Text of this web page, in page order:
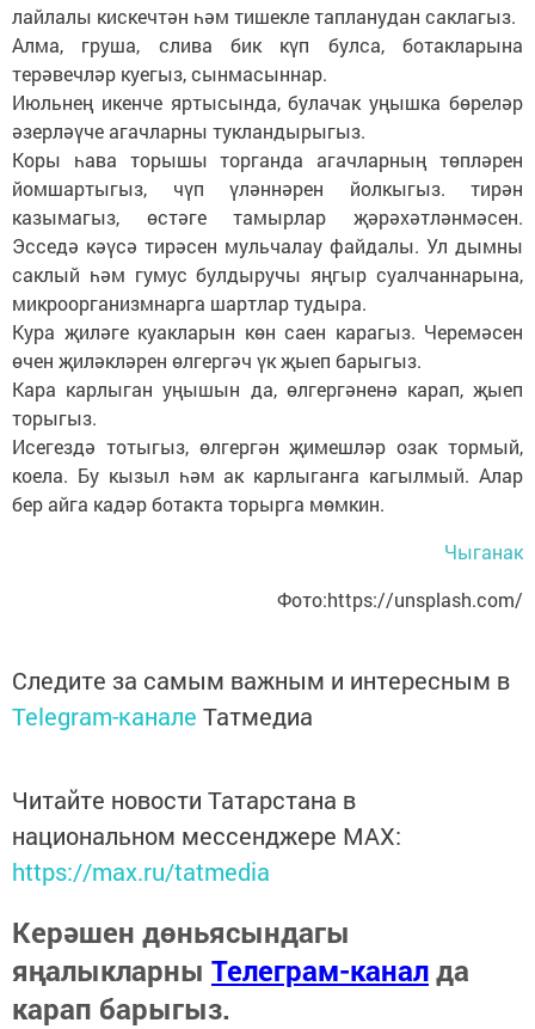
лайлалы кискечтән һәм тишекле тапланудан саклагыз.
Алма, груша, слива бик күп булса, ботакларына
терәвечләр куегыз, сынмасыннар.
Июльнең икенче яртысында, булачак уңышка бөреләр
әзерләүче агачларны тукландырыгыз.
Коры һава торышы торганда агачларның төпләрен
йомшартыгыз, чүп үләннәрен йолкыгыз. тирән
казымагыз, өстәге тамырлар җәрәхәтләнмәсен.
Эсседә кәүсә тирәсен мульчалау файдалы. Ул дымны
саклый һәм гумус булдыручы яңгыр суалчаннарына,
микроорганизмнарга шартлар тудыра.
Кура җиләге куакларын көн саен карагыз. Черемәсен
өчен җиләкләрен өлгергәч үк җыеп барыгыз.
Кара карлыган уңышын да, өлгергәненә карап, җыеп
торыгыз.
Исегездә тотыгыз, өлгергән җимешләр озак тормый,
коела. Бу кызыл һәм ак карлыганга кагылмый. Алар
бер айга кадәр ботакта торырга мөмкин.
Чыганак
Фото:https://unsplash.com/
Следите за самым важным и интересным в
Telegram-канале Татмедиа
Читайте новости Татарстана в
национальном мессенджере MАХ:
https://max.ru/tatmedia
Керәшен дөньясындагы
яңалыкларны Телеграм-каналда
карап барыгыз.